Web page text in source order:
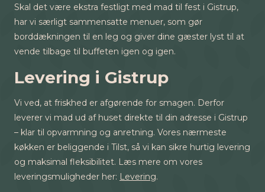
Skal det være ekstra festligt med mad til fest i Gistrup,
har vi særligt sammensatte menuer, som gør
borddækningen til en leg og giver dine gæster lyst til at
vende tilbage til buffeten igen og igen.
Levering i Gistrup
Vi ved, at friskhed er afgørende for smagen. Derfor
leverer vi mad ud af huset direkte til din adresse i Gistrup
– klar til opvarmning og anretning. Vores nærmeste
køkken er beliggende i Tilst, så vi kan sikre hurtig levering
og maksimal fleksibilitet. Læs mere om vores
leveringsmuligheder her: Levering.